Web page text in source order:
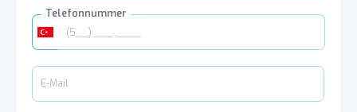
Telefonnummer